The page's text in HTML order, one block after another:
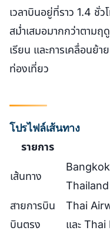
เวลาบินอยู่ที่ราว 1.4 ชั่
สม่ำเสมอมากกว่าตาม
เรียน และการเคลื่อนย้
ท่องเที่ยว
โปรไฟล์เส้นทาง
รายการ
เส้นทาง
Thailand
สายการบิน
บินตรง
Thai
และ